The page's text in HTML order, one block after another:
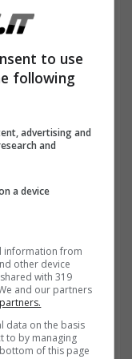
la
ancora
Basta un
to use
following
advertising and
and
a device
information from
other device
with 319
and our partners
data on the basis
to by managing
of this page